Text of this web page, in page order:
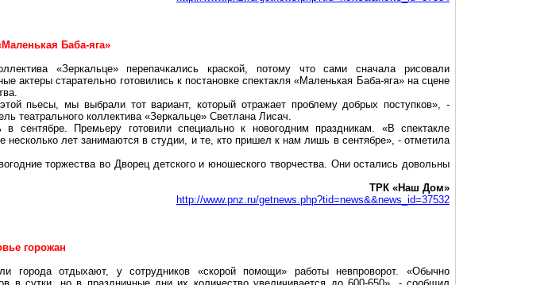
Баба-яга»
«Зеркальце» перепачкались краской, потому что сами сначала рисовали
актеры старательно готовились к постановке спектакля «Маленькая Баба-яга» на сцене
пьесы, мы выбрали тот вариант, который отражает проблему добрых поступков», -
театрального коллектива «Зеркальце» Светлана Лисач.
в сентябре. Премьеру готовили специально к новогодним праздникам. «В спектакле
несколько лет занимаются в студии, и те, кто пришел к нам лишь в сентябре», - отметила
торжества во Дворец детского и юношеского творчества. Они остались довольны
ТРК «Наш Дом»
http://www.pnz.ru/getnews.php?tid=news&&news_id=37532
горожан
города отдыхают, у сотрудников «скорой помощи» работы невпроворот. «Обычно